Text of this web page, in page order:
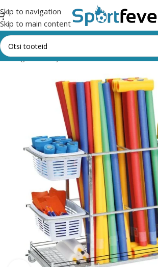
Skip to navigation
Skip to main content
kategooriad Ujumine BASSEINITARVIKUD/